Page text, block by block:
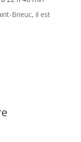
Brieuc, il est